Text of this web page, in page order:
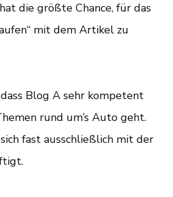
die größte Chance, für das
mit dem Artikel zu
Blog A sehr kompetent
rund um’s Auto geht.
fast ausschließlich mit der